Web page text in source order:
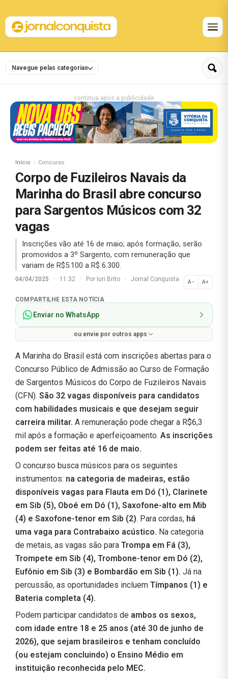
Navegue pelas categorias
continua após a publicidade
Início Concurso
Corpo de Fuzileiros Navais da
Marinha do Brasil abre concurso
para Sargentos Músicos com 32
vagas
Inscrições vão até 16 de maio; após formação, serão
promovidos a 3º Sargento, com remuneração que
variam de R$5.100 a R$ 6.300.
04/04/2025 · 11:32 · Por Iuri Brito · Jornal Conquista A− A+
Normal
COMPARTILHE ESTA NOTÍCIA
Enviar no WhatsApp
ou envie por outros apps
A Marinha do Brasil está com inscrições abertas para o
Concurso Público de Admissão ao Curso de Formação
de Sargentos Músicos do Corpo de Fuzileiros Navais
(CFN). São 32 vagas disponíveis para candidatos
com habilidades musicais e que desejam seguir
carreira militar. A remuneração pode chegar a R$6,3
mil após a formação e aperfeiçoamento. As inscrições
podem ser feitas até 16 de maio.
O concurso busca músicos para os seguintes
instrumentos: na categoria de madeiras, estão
disponíveis vagas para Flauta em Dó (1), Clarinete
em Sib (5), Oboé em Dó (1), Saxofone-alto em Mib
(4) e Saxofone-tenor em Sib (2). Para cordas, há
uma vaga para Contrabaixo acústico. Na categoria
de metais, as vagas são para Trompa em Fá (3),
Trompete em Sib (4), Trombone-tenor em Dó (2),
Eufônio em Sib (3) e Bombardão em Sib (1). Já na
percussão, as oportunidades incluem Tímpanos (1) e
Bateria completa (4).
Podem participar candidatos de ambos os sexos,
com idade entre 18 e 25 anos (até 30 de junho de
2026), que sejam brasileiros e tenham concluído
(ou estejam concluindo) o Ensino Médio em
instituição reconhecida pelo MEC.